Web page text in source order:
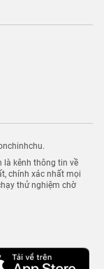
là kênh thông tin về
chính xác nhất mọi
thử nghiệm chờ